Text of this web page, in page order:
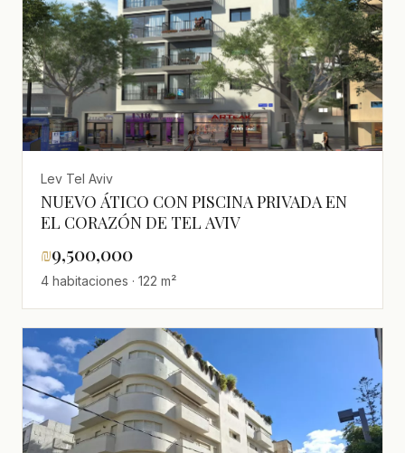
Lev Tel Aviv
NUEVO ÁTICO CON PISCINA PRIVADA EN
EL CORAZÓN DE TEL AVIV
₪9,500,000
4 habitaciones · 122 m²